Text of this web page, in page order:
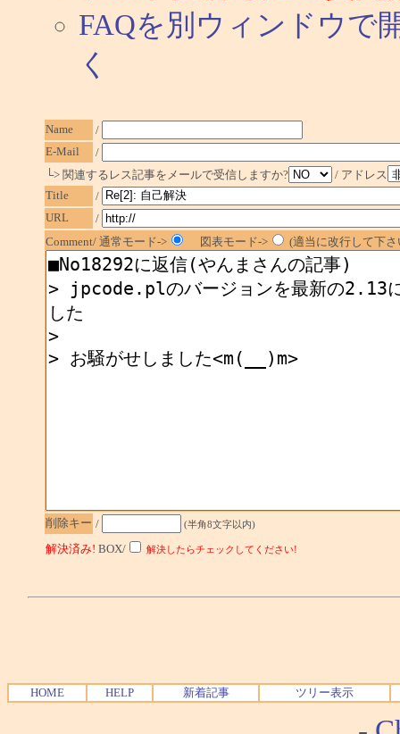
FAQを別ウィンドウで
く
Name
/
E-Mail
/
└> 関連するレス記事をメールで受信しますか?
/ アドレス
Title
/
URL
/
Comment/ 通常モード->
図表モード-> (適当に改行して下さ
削除キー / (半角8文字以内)
解決済み! BOX/ 解決したらチェックしてください!
HOME HELP 新着記事 ツリー表示